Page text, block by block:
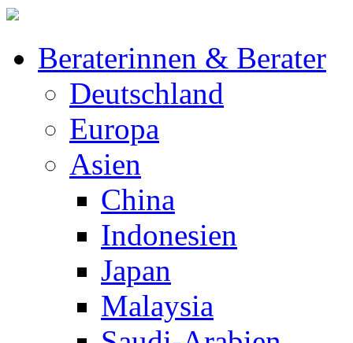
Beraterinnen & Berater
Deutschland
Europa
Asien
China
Indonesien
Japan
Malaysia